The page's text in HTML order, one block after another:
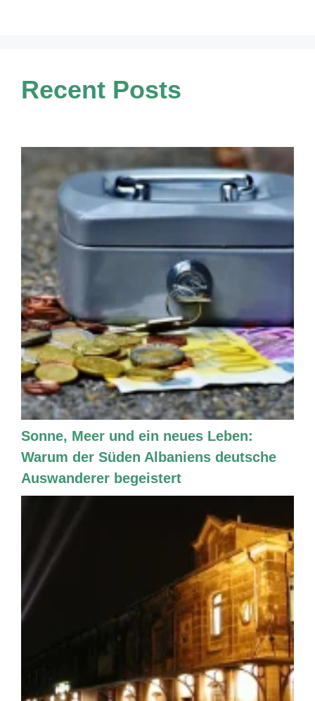
Recent Posts
Sonne, Meer und ein neues Leben:
Warum der Süden Albaniens deutsche
Auswanderer begeistert